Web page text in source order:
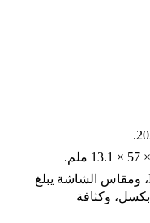
شاشة الهاتف جاءت من نوع IPS LCD، ومقاس الشاشة يبلغ
2.8 بوصة، ودقتها تصل إلى 240 × 320 بكسل، وكثافة